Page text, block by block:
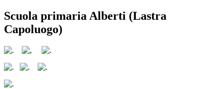
Scuola primaria Alberti (Lastra
Capoluogo)